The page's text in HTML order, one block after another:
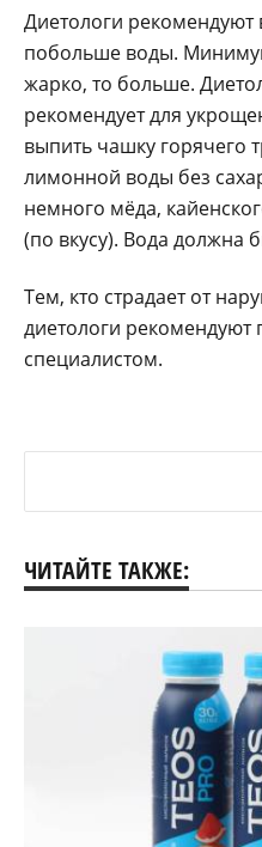
Диетологи рекомендуют
побольше воды.
жарко, то больше.
рекомендует для
выпить чашку горячего
лимонной воды без
немного мёда,
(по вкусу). Вода должна
Тем, кто страдает от
диетологи рекомендуют
специалистом.
ЧИТАЙТЕ ТАКЖЕ: